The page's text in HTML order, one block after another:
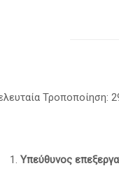
Τροποποίηση:
Υπεύθυνος